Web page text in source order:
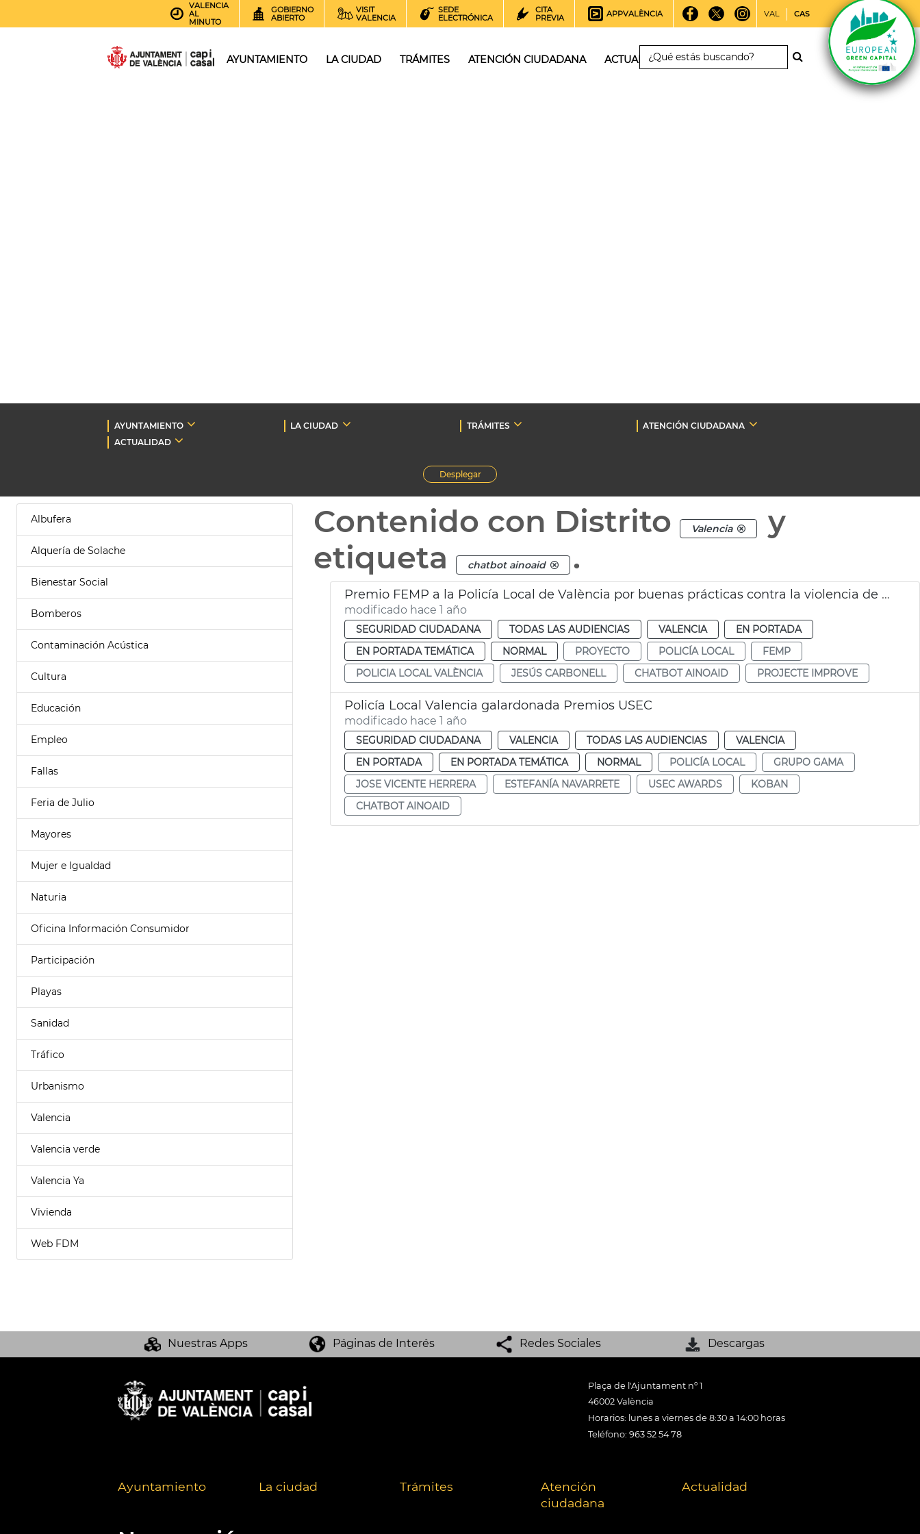
VALENCIA
AL
MINUTO
GOBIERNO
ABIERTO
VISIT
VALENCIA
SEDE
ELECTRÓNICA
CITA
PREVIA
APPVALÈNCIA VAL CAS
AYUNTAMIENTO LA CIUDAD TRÁMITES ATENCIÓN CIUDADANA ACTUALIDAD
AYUNTAMIENTO LA CIUDAD TRÁMITES
ATENCIÓN CIUDADANA
ACTUALIDAD
Desplegar
Albufera
Alquería de Solache
Bienestar Social
Bomberos
Contaminación Acústica
Cultura
Educación
Empleo
Fallas
Feria de Julio
Mayores
Mujer e Igualdad
Naturia
Oficina Información Consumidor
Participación
Playas
Sanidad
Tráfico
Urbanismo
Valencia
Valencia verde
Valencia Ya
Vivienda
Web FDM
Contenido con Distrito Valencia
y
etiqueta
chatbot ainoaid .
Premio FEMP a la Policía Local de València por buenas prácticas contra la violencia de género
modificado hace 1 año
SEGURIDAD CIUDADANA TODAS LAS AUDIENCIAS VALENCIA
EN PORTADA
EN PORTADA TEMÁTICA
NORMAL PROYECTO POLICÍA LOCAL
FEMP
POLICIA LOCAL VALÈNCIA
JESÚS CARBONELL CHATBOT AINOAID PROJECTE IMPROVE
Policía Local Valencia galardonada Premios USEC
modificado hace 1 año
SEGURIDAD CIUDADANA VALENCIA TODAS LAS AUDIENCIAS
VALENCIA
EN PORTADA
EN PORTADA TEMÁTICA NORMAL POLICÍA LOCAL
GRUPO GAMA
JOSE VICENTE HERRERA
ESTEFANÍA NAVARRETE USEC AWARDS
KOBAN
CHATBOT AINOAID
Nuestras Apps Páginas de Interés Redes Sociales Descargas
Plaça de l'Ajuntament nº 1
46002 València
Horarios: lunes a viernes de 8:30 a 14:00 horas
Teléfono: 963 52 54 78
Ayuntamiento La ciudad Trámites
Atención
ciudadana
Actualidad